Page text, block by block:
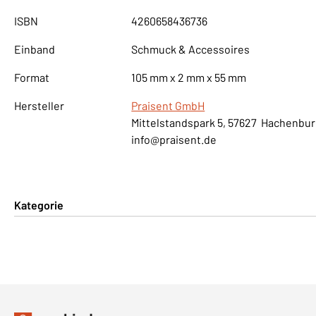
ISBN 4260658436736
Einband Schmuck & Accessoires
Format 105 mm x 2 mm x 55 mm
Hersteller
Praisent GmbH
Mittelstandspark 5, 57627
info@praisent.de
Kategorie